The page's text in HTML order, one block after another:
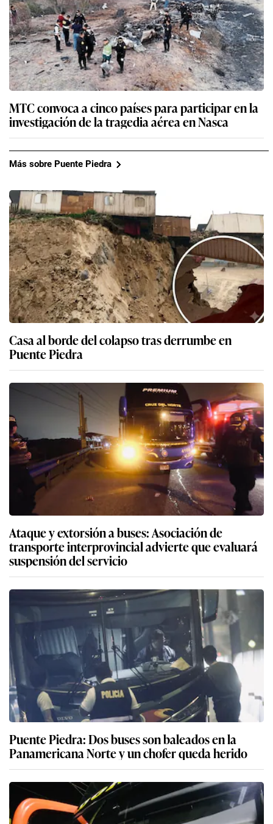
MTC convoca a cinco países para participar en la
investigación de la tragedia aérea en Nasca
Más sobre Puente Piedra
Casa al borde del colapso tras derrumbe en
Puente Piedra
Ataque y extorsión a buses: Asociación de
transporte interprovincial advierte que evaluará
suspensión del servicio
Puente Piedra: Dos buses son baleados en la
Panamericana Norte y un chofer queda herido